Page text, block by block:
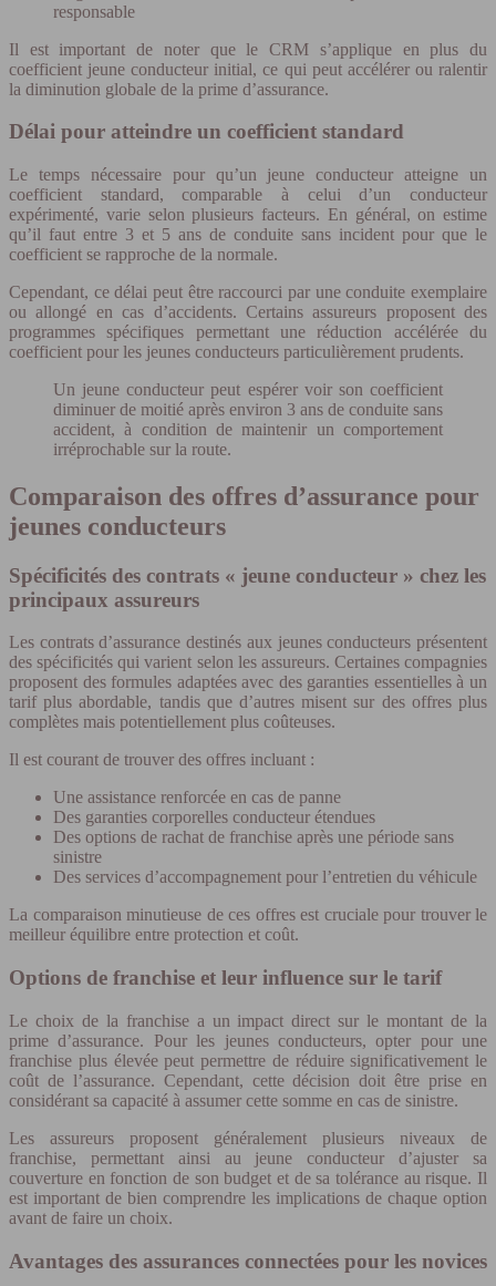
responsable
Il est important de noter que le CRM s’applique en plus du
coefficient jeune conducteur initial, ce qui peut accélérer ou ralentir
la diminution globale de la prime d’assurance.
Délai pour atteindre un coefficient standard
Le temps nécessaire pour qu’un jeune conducteur atteigne un
coefficient standard, comparable à celui d’un conducteur
expérimenté, varie selon plusieurs facteurs. En général, on estime
qu’il faut entre 3 et 5 ans de conduite sans incident pour que le
coefficient se rapproche de la normale.
Cependant, ce délai peut être raccourci par une conduite exemplaire
ou allongé en cas d’accidents. Certains assureurs proposent des
programmes spécifiques permettant une réduction accélérée du
coefficient pour les jeunes conducteurs particulièrement prudents.
Un jeune conducteur peut espérer voir son coefficient
diminuer de moitié après environ 3 ans de conduite sans
accident, à condition de maintenir un comportement
irréprochable sur la route.
Comparaison des offres d’assurance pour
jeunes conducteurs
Spécificités des contrats « jeune conducteur » chez les
principaux assureurs
Les contrats d’assurance destinés aux jeunes conducteurs présentent
des spécificités qui varient selon les assureurs. Certaines compagnies
proposent des formules adaptées avec des garanties essentielles à un
tarif plus abordable, tandis que d’autres misent sur des offres plus
complètes mais potentiellement plus coûteuses.
Il est courant de trouver des offres incluant :
Une assistance renforcée en cas de panne
Des garanties corporelles conducteur étendues
Des options de rachat de franchise après une période sans
sinistre
Des services d’accompagnement pour l’entretien du véhicule
La comparaison minutieuse de ces offres est cruciale pour trouver le
meilleur équilibre entre protection et coût.
Options de franchise et leur influence sur le tarif
Le choix de la franchise a un impact direct sur le montant de la
prime d’assurance. Pour les jeunes conducteurs, opter pour une
franchise plus élevée peut permettre de réduire significativement le
coût de l’assurance. Cependant, cette décision doit être prise en
considérant sa capacité à assumer cette somme en cas de sinistre.
Les assureurs proposent généralement plusieurs niveaux de
franchise, permettant ainsi au jeune conducteur d’ajuster sa
couverture en fonction de son budget et de sa tolérance au risque. Il
est important de bien comprendre les implications de chaque option
avant de faire un choix.
Avantages des assurances connectées pour les novices